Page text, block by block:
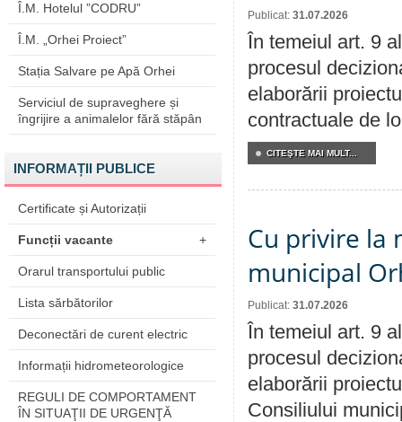
Î.M. Hotelul ”CODRU”
Î.M. „Orhei Proiect”
Stația Salvare pe Apă Orhei
Serviciul de supraveghere și
îngrijire a animalelor fără stăpân
INFORMAȚII PUBLICE
Certificate și Autorizații
Funcții vacante +
Orarul transportului public
Lista sărbătorilor
Deconectări de curent electric
Informații hidrometeorologice
REGULI DE COMPORTAMENT
ÎN SITUAŢII DE URGENŢĂ
Publicat: 31.07.2026
În temeiul art. 9
procesul
elaborării
contractuale de
CITEŞTE MAI MULT...
Cu privire la
municipal
Publicat: 31.07.2026
În temeiul art. 9
procesul
elaborării
Consiliului